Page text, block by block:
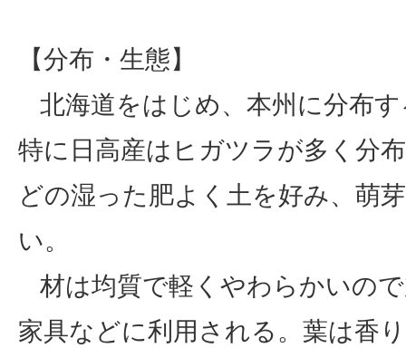
【分布・生態】
北海道をはじめ、本州に分布
特に日高産はヒガツラが多く分
どの湿った肥よく土を好み、萌
い。
材は均質で軽くやわらかいの
家具などに利用される。葉は香